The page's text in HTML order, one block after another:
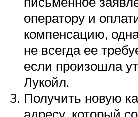
оператору и
компенсацию,
не всегда ее
если произошла
Лукойл.
Получить новую